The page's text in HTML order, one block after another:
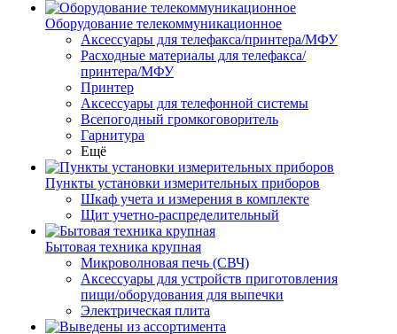
Оборудование телекоммуникационное
Аксессуары для телефакса/принтера/МФУ
Расходные материалы для телефакса/
принтера/МФУ
Принтер
Аксессуары для телефонной системы
Всепогодный громкоговоритель
Гарнитура
Ещё
Пункты установки измерительных приборов
Шкаф учета и измерения в комплекте
Щит учетно-распределительный
Бытовая техника крупная
Микроволновая печь (СВЧ)
Аксессуары для устройств приготовления
пищи/оборудования для выпечки
Электрическая плита